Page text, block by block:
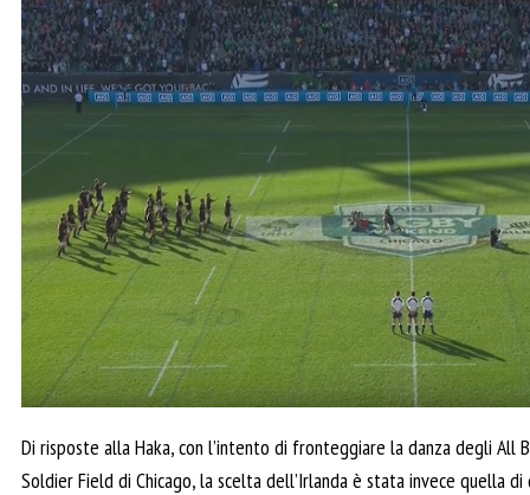
Di risposte alla Haka, con l’intento di fronteggiare la danza degli All
Soldier Field di Chicago, la scelta dell’Irlanda è stata invece quella